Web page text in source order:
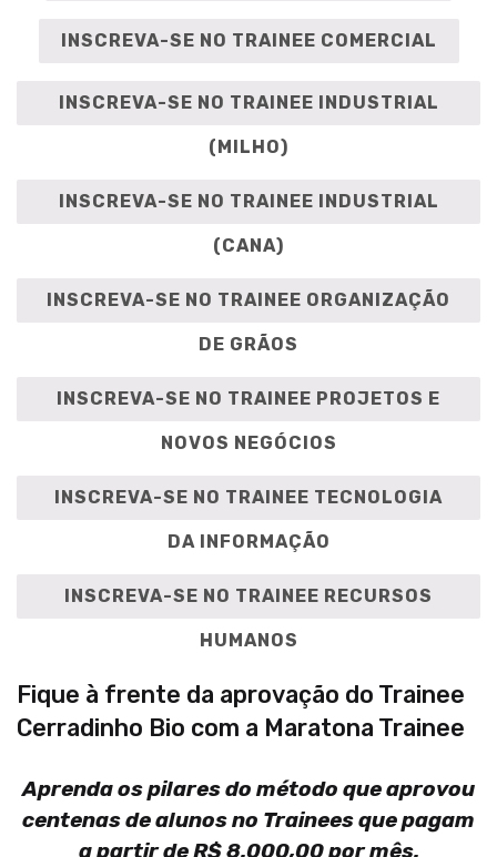
INSCREVA-SE NO TRAINEE COMERCIAL
INSCREVA-SE NO TRAINEE INDUSTRIAL
(MILHO)
INSCREVA-SE NO TRAINEE INDUSTRIAL
(CANA)
INSCREVA-SE NO TRAINEE ORGANIZAÇÃO
DE GRÃOS
INSCREVA-SE NO TRAINEE PROJETOS E
NOVOS NEGÓCIOS
INSCREVA-SE NO TRAINEE TECNOLOGIA
DA INFORMAÇÃO
INSCREVA-SE NO TRAINEE RECURSOS
HUMANOS
Fique à frente da aprovação do Trainee
Cerradinho Bio com a Maratona Trainee
Aprenda os pilares do método que aprovou
centenas de alunos no Trainees que pagam
a partir de R$ 8.000,00 por mês.